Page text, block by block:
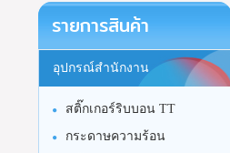
รายการสินค้า
อุปกรณ์สำนักงาน
สติ๊กเกอร์ริบบอน TT
กระดาษความร้อน